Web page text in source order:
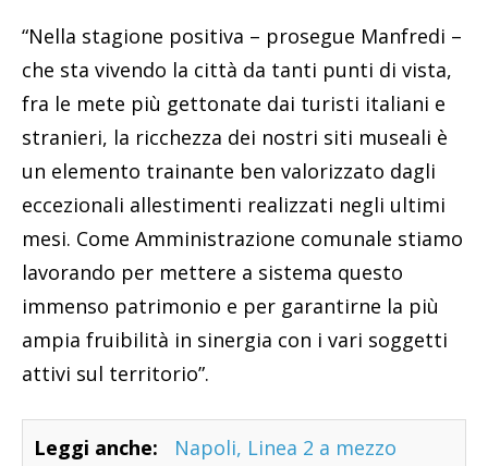
“Nella stagione positiva – prosegue Manfredi –
che sta vivendo la città da tanti punti di vista,
fra le mete più gettonate dai turisti italiani e
stranieri, la ricchezza dei nostri siti museali è
un elemento trainante ben valorizzato dagli
eccezionali allestimenti realizzati negli ultimi
mesi. Come Amministrazione comunale stiamo
lavorando per mettere a sistema questo
immenso patrimonio e per garantirne la più
ampia fruibilità in sinergia con i vari soggetti
attivi sul territorio”.
Leggi anche:
Napoli, Linea 2 a mezzo